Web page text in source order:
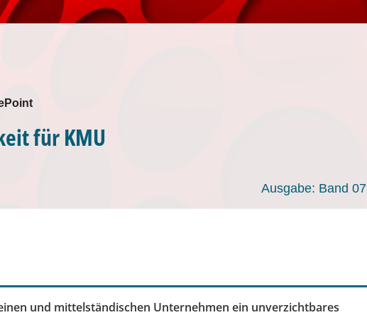
für KMU
Ausgabe: Band 07
und mittelständischen Unternehmen ein unverzichtbares